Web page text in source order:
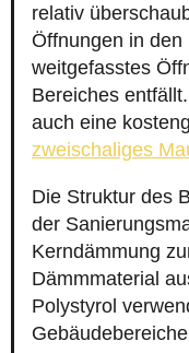
relativ
Öffnungen in
weitgefasstes
Bereiches
auch eine
zweischaliges
Die Struktur des
der
Kerndämmung
Dämmmaterial
Polystyrol